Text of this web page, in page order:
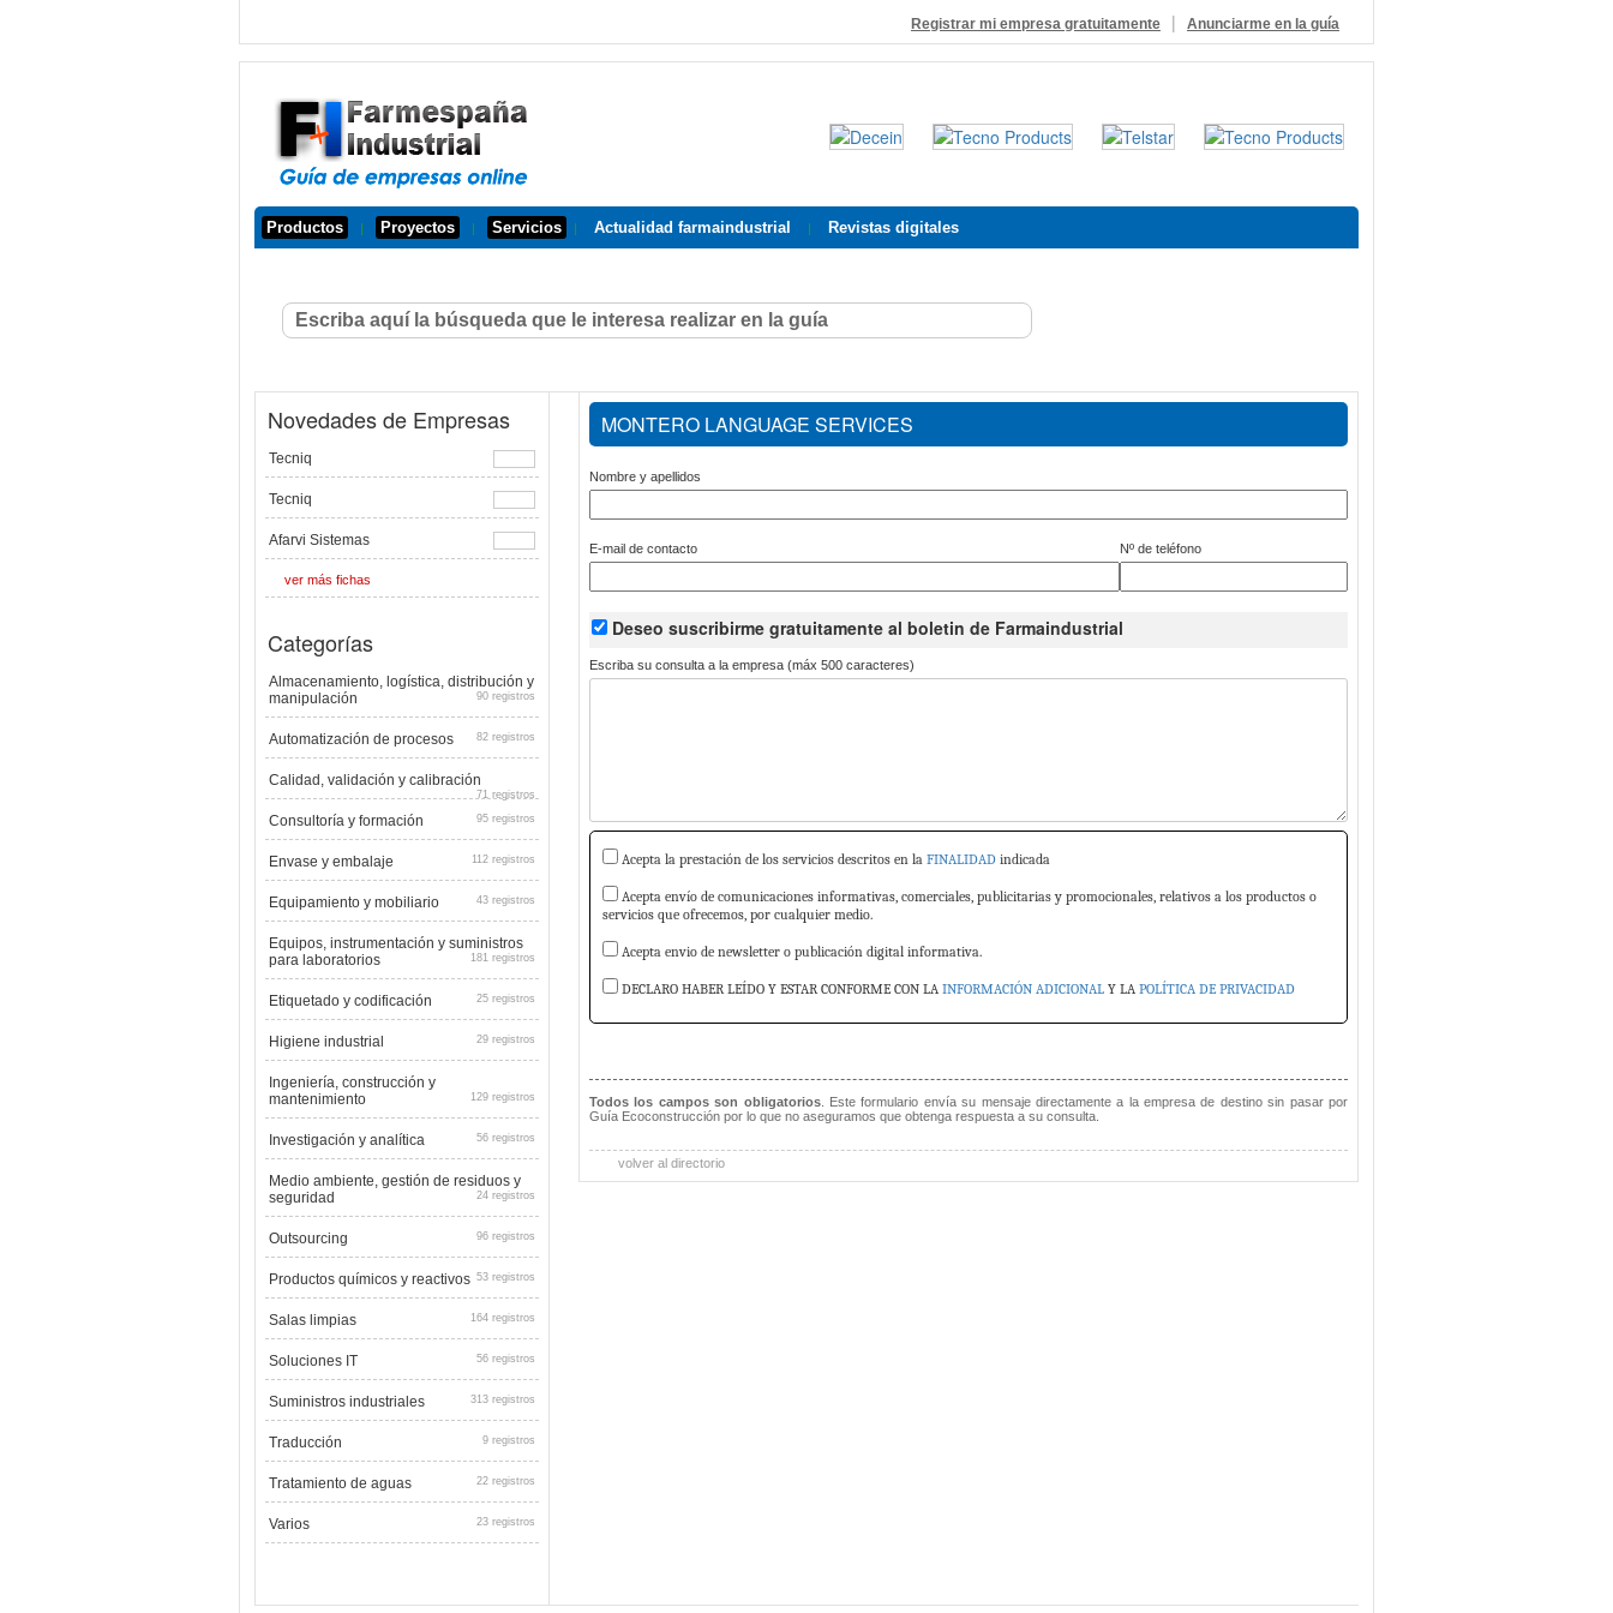
Registrar mi empresa gratuitamente | Anunciarme en la guía
Productos | Proyectos | Servicios | Actualidad farmaindustrial | Revistas digitales
Novedades de Empresas
Tecniq
Tecniq
Afarvi Sistemas
ver más fichas
Categorías
Almacenamiento, logística, distribución y
manipulación
90 registros
Automatización de procesos 82 registros
Calidad, validación y calibración
71 registros
Consultoría y formación 95 registros
Envase y embalaje 112 registros
Equipamiento y mobiliario 43 registros
Equipos, instrumentación y suministros
para laboratorios
181 registros
Etiquetado y codificación 25 registros
Higiene industrial 29 registros
Ingeniería, construcción y
mantenimiento
129 registros
Investigación y analítica 56 registros
Medio ambiente, gestión de residuos y
seguridad
24 registros
Outsourcing 96 registros
Productos químicos y reactivos 53 registros
Salas limpias 164 registros
Soluciones IT 56 registros
Suministros industriales 313 registros
Traducción 9 registros
Tratamiento de aguas 22 registros
Varios 23 registros
MONTERO LANGUAGE SERVICES
Nombre y apellidos
E-mail de contacto Nº de teléfono
Deseo suscribirme gratuitamente al boletin de Farmaindustrial
Escriba su consulta a la empresa (máx 500 caracteres)
Acepta la prestación de los servicios descritos en la FINALIDAD indicada
Acepta envío de comunicaciones informativas, comerciales, publicitarias y promocionales, relativos a los productos o
servicios que ofrecemos, por cualquier medio.
Acepta envio de newsletter o publicación digital informativa.
DECLARO HABER LEÍDO Y ESTAR CONFORME CON LA INFORMACIÓN ADICIONAL Y LA POLÍTICA DE PRIVACIDAD
Todos los campos son obligatorios. Este formulario envía su mensaje directamente a la empresa de destino sin pasar por
Guía Ecoconstrucción por lo que no aseguramos que obtenga respuesta a su consulta.
volver al directorio